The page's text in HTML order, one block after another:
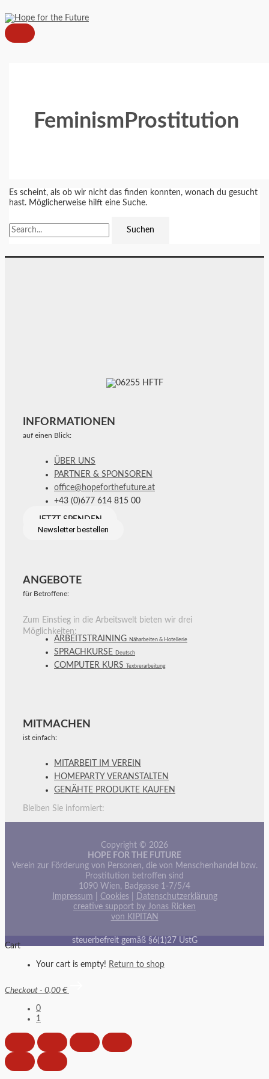
Inhalt
springen
FeminismProstitution
Es scheint, als ob wir nicht das finden konnten, wonach du gesucht
hast. Möglicherweise hilft eine Suche.
nach:
INFORMATIONEN
auf einen Blick:
ÜBER UNS
PARTNER & SPONSOREN
office@hopeforthefuture.at
+43 (0)677 614 815 00
JETZT SPENDEN
Newsletter bestellen
ANGEBOTE
für Betroffene:
Zum Einstieg in die Arbeitswelt bieten wir drei
Möglichkeiten:
ARBEITSTRAINING Näharbeiten & Hotellerie
SPRACHKURSE Deutsch
COMPUTER KURS Textverarbeitung
MITMACHEN
ist einfach:
MITARBEIT IM VEREIN
HOMEPARTY VERANSTALTEN
GENÄHTE PRODUKTE KAUFEN
Bleiben Sie informiert:
Copyright © 2026
HOPE FOR THE FUTURE
Verein zur Förderung von Personen, die von Menschenhandel bzw.
Prostitution betroffen sind
1090 Wien, Badgasse 1-7/5/4
Impressum
Cookies|
Datenschutzerklärung
creative support by Jonas Ricken
von KIPITAN
steuerbefreit gemäß §6(1)27 UstG
Cart
Your cart is empty! Return to shop
Checkout - 0,00 €
0
1